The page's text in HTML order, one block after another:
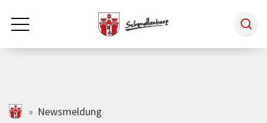
Zum Hauptinhalt springen
Rathaus & Politik
schmallenberg.de
Newsmeldung